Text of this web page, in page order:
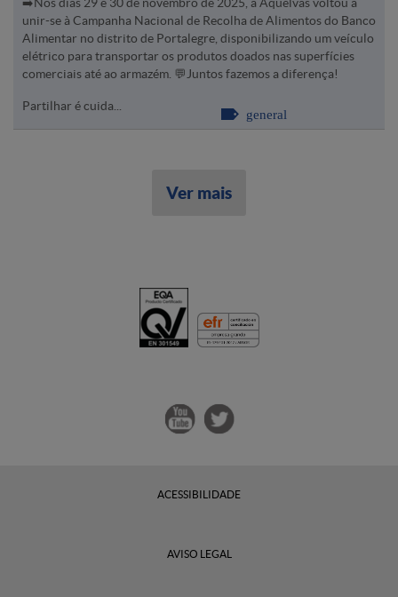
unir-se à Campanha Nacional de Recolha de Alimentos do Banco
Alimentar no distrito de Portalegre, disponibilizando um veículo
elétrico para transportar os produtos doados nas superfícies
comerciais até ao armazém. 💬Juntos fazemos a diferença!
Partilhar é cuida...
general
Ver mais
ACESSIBILIDADE
AVISO LEGAL